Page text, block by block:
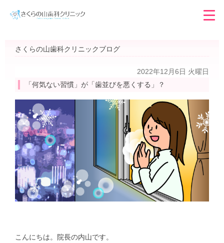
さくらの山歯科クリニックブログ
2022年12月6日 火曜日
「何気ない習慣」が「歯並びを悪くする」？
こんにちは。院長の内山です。